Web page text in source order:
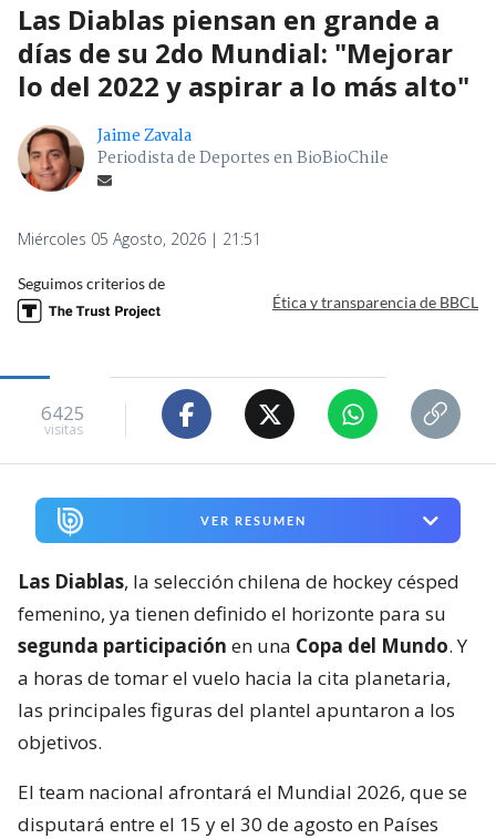
Las Diablas piensan en grande a
días de su 2do Mundial: "Mejorar
lo del 2022 y aspirar a lo más alto"
Jaime Zavala
Periodista de Deportes en BioBioChile
Miércoles 05 Agosto, 2026 | 21:51
Seguimos criterios de
Ética y transparencia de BBCL
6425
visitas
VER RESUMEN
Las Diablas, la selección chilena de hockey césped
femenino, ya tienen definido el horizonte para su
segunda participación en una Copa del Mundo. Y
a horas de tomar el vuelo hacia la cita planetaria,
las principales figuras del plantel apuntaron a los
objetivos.
El team nacional afrontará el Mundial 2026, que se
disputará entre el 15 y el 30 de agosto en Países